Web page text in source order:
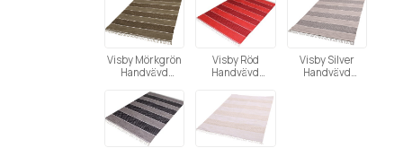
Visby Mörkgrön
Handvävd
Visby Röd
Handvävd
Visby Silver
Handvävd